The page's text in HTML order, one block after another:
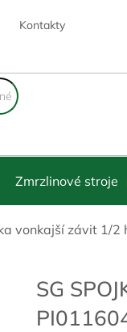
Kontakty
Zmrzlinové stroje
vonkajší závit 1/
SG